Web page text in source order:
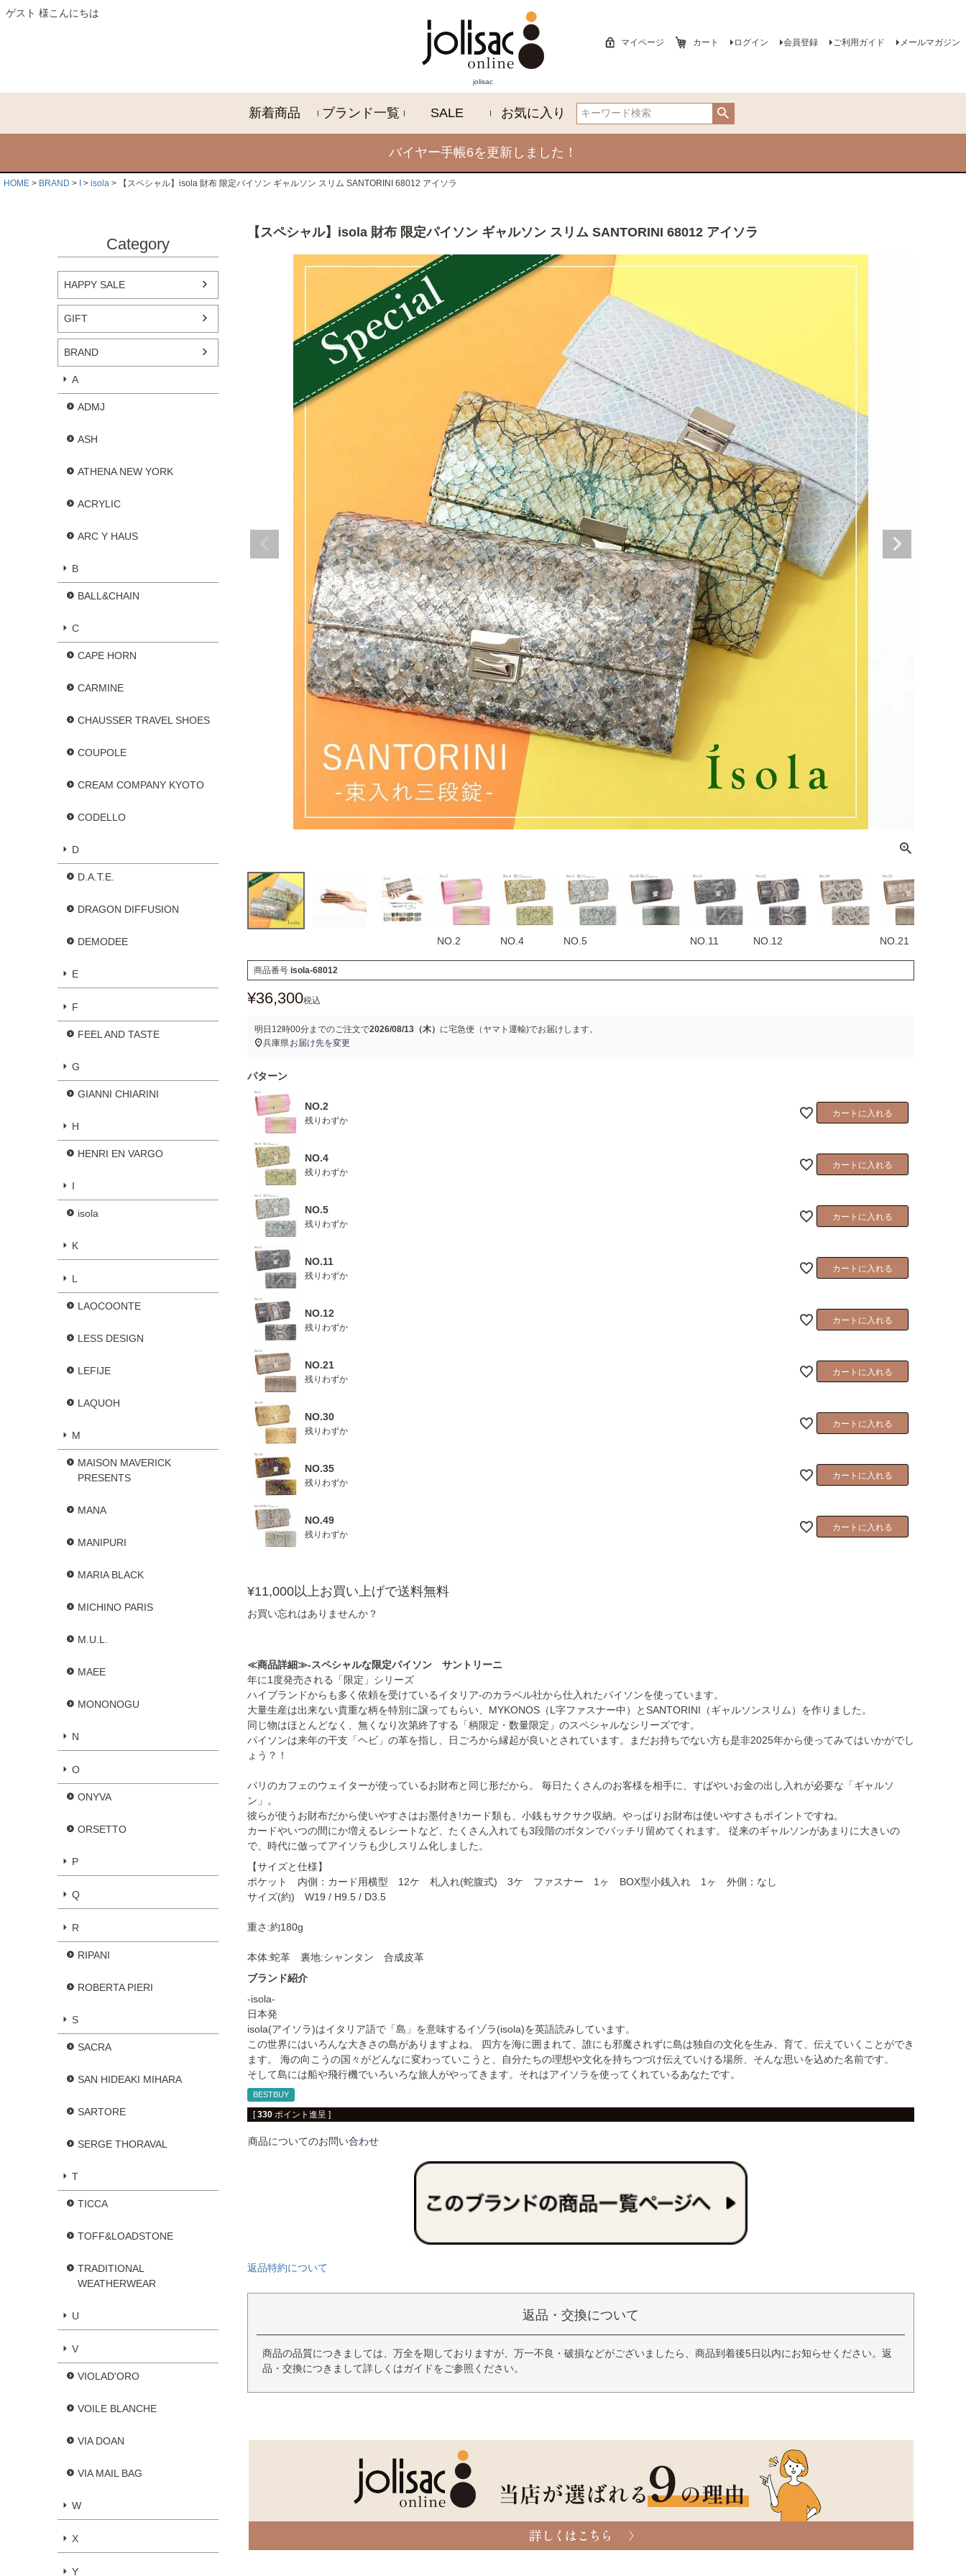
ゲスト 様こんにちは
jolisac
マイページ カート ログイン 会員登録 ご利用ガイド メールマガジン
新着商品 ブランド一覧 SALE お気に入り
検索
バイヤー手帳6を更新しました！
HOME BRAND isola 【スペシャル】isola 財布 限定パイソン ギャルソン スリム SANTORINI 68012 アイソラ
Category
HAPPY SALE
GIFT
BRAND
A
ADMJ
ASH
ATHENA NEW YORK
ACRYLIC
ARC Y HAUS
B
BALL&CHAIN
C
CAPE HORN
CARMINE
CHAUSSER TRAVEL SHOES
COUPOLE
CREAM COMPANY KYOTO
CODELLO
D
D.A.T.E.
DRAGON DIFFUSION
DEMODEE
E
F
FEEL AND TASTE
G
GIANNI CHIARINI
H
HENRI EN VARGO
I
isola
K
L
LAOCOONTE
LESS DESIGN
LEFIJE
LAQUOH
M
MAISON MAVERICK
PRESENTS
MANA
MANIPURI
MARIA BLACK
MICHINO PARIS
M.U.L.
MAEE
MONONOGU
N
O
ONYVA
ORSETTO
P
Q
R
RIPANI
ROBERTA PIERI
S
SACRA
SAN HIDEAKI MIHARA
SARTORE
SERGE THORAVAL
T
TICCA
TOFF&LOADSTONE
TRADITIONAL
WEATHERWEAR
U
V
VIOLAD'ORO
VOILE BLANCHE
VIA DOAN
VIA MAIL BAG
W
X
Y
【スペシャル】isola 財布 限定パイソン ギャルソン スリム SANTORINI 68012 アイソラ
NO.2 NO.4 NO.5 NO.11 NO.12 NO.21
商品番号 isola-68012
¥36,300税込
明日 12時00分までのご注文で2026/08/13（木） に宅急便（ヤマト運輸)でお届けします。
兵庫県お届け先を変更
パターン
NO.2
残りわずか
カートに入れる
NO.4
残りわずか
カートに入れる
NO.5
残りわずか
カートに入れる
NO.11
残りわずか
カートに入れる
NO.12
残りわずか
カートに入れる
NO.21
残りわずか
カートに入れる
NO.30
残りわずか
カートに入れる
NO.35
残りわずか
カートに入れる
NO.49
残りわずか
カートに入れる
¥11,000以上お買い上げで送料無料
お買い忘れはありませんか？
≪商品詳細≫-スペシャルな限定パイソン サントリーニ
年に1度発売される「限定」シリーズ
ハイブランドからも多く依頼を受けているイタリア‐のカラベル社から仕入れたパイソンを使っています。
大量生産は出来ない貴重な柄を特別に譲ってもらい、MYKONOS（L字ファスナー中）とSANTORINI（ギャルソンスリム）を作りました。
同じ物はほとんどなく、無くなり次第終了する「柄限定・数量限定」のスペシャルなシリーズです。
パイソンは来年の干支「ヘビ」の革を指し、日ごろから縁起が良いとされています。まだお持ちでない方も是非2025年から使ってみてはいかがでし
ょう？！
パリのカフェのウェイターが使っているお財布と同じ形だから。 毎日たくさんのお客様を相手に、すばやいお金の出し入れが必要な「ギャルソ
ン」。
彼らが使うお財布だから使いやすさはお墨付き!カード類も、小銭もサクサク収納。やっぱりお財布は使いやすさもポイントですね。
カードやいつの間にか増えるレシートなど、たくさん入れても3段階のボタンでバッチリ留めてくれます。 従来のギャルソンがあまりに大きいの
で、時代に倣ってアイソラも少しスリム化しました。
【サイズと仕様】
ポケット 内側：カード用横型 12ケ 札入れ(蛇腹式) 3ケ ファスナー 1ヶ BOX型小銭入れ 1ヶ 外側：なし
サイズ(約) W19 / H9.5 / D3.5
重さ:約180g
本体:蛇革 裏地:シャンタン 合成皮革
ブランド紹介
-isola-
日本発
isola(アイソラ)はイタリア語で「島」を意味するイゾラ(isola)を英語読みしています。
この世界にはいろんな大きさの島がありますよね。 四方を海に囲まれて、誰にも邪魔されずに島は独自の文化を生み、育て、伝えていくことができ
ます。 海の向こうの国々がどんなに変わっていこうと、自分たちの理想や文化を持ちつづけ伝えていける場所、そんな思いを込めた名前です。
そして島には船や飛行機でいろいろな旅人がやってきます。それはアイソラを使ってくれているあなたです。
BESTBUY
[ 330 ポイント進呈 ]
商品についてのお問い合わせ
返品特約について
返品・交換について
商品の品質につきましては、万全を期しておりますが、万一不良・破損などがございましたら、商品到着後5日以内にお知らせください。返
品・交換につきまして詳しくはガイドをご参照ください。